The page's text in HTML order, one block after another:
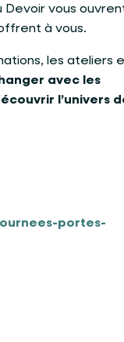
Devoir vous
à vous.
les ateliers
avec les
l’univers
portes-